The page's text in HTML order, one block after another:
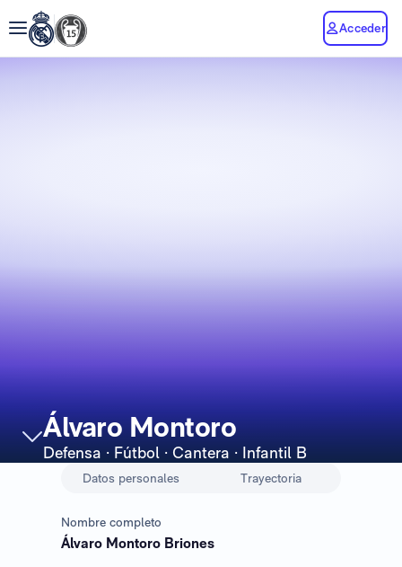
Acceder
Álvaro Montoro
Defensa · Fútbol · Cantera · Infantil B
Datos personales Trayectoria
Nombre completo
Álvaro Montoro Briones